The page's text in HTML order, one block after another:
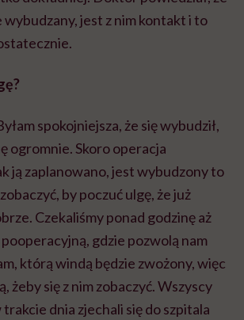
wybudzany, jest z nim kontakt i to
spokojniejsza, że się wybudził,
ogromnie. Skoro operacja
ją zaplanowano, jest wybudzony to
by poczuć ulgę, że już
Czekaliśmy ponad godzinę aż
gdzie pozwolą nam
którą windą będzie zwożony, więc
żeby się z nim zobaczyć. Wszyscy
trakcie dnia zjechali się do szpitala